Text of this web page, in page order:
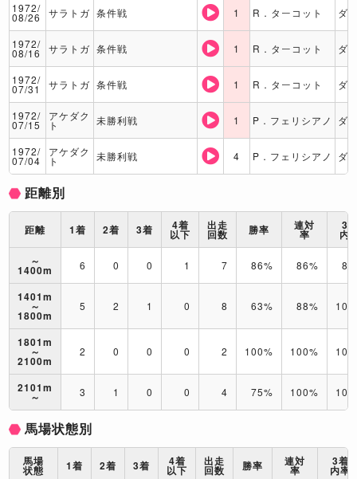
1972/
08/26 サラトガ 条件戦 1 R．ターコット ダ
1972/
08/16 サラトガ 条件戦 1 R．ターコット ダ
1972/
07/31 サラトガ 条件戦 1 R．ターコット ダ
1972/
07/15
アケダク
ト 未勝利戦 1 P．フェリシアノ ダ
1972/
07/04
アケダク
ト 未勝利戦 4 P．フェリシアノ ダ
距離別
距離 1着 2着 3着 4着
以下
出走
回数 勝率 連対
率
3
内
～
1400m 6 0 0 1 7 86% 86%
1401m
～
1800m
5 2 1 0 8 63% 88%
1801m
～
2100m
2 0 0 0 2 100% 100%
2101m
～ 3 1 0 0 4 75% 100%
馬場状態別
馬場
状態 1着 2着 3着 4着
以下
出走
回数 勝率 連対
率
3着
内率